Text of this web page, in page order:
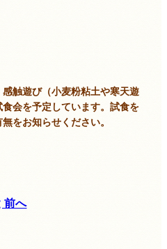
触遊び（小麦粉粘土や寒天遊
会を予定しています。試食を
をお知らせください。
前へ